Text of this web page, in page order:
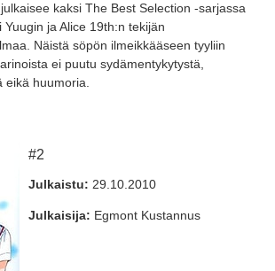
kaksi The Best Selection -sarjassa
ja Alice 19th:n tekijän
Näistä söpön ilmeikkääseen tyyliin
ei puutu sydämentykytystä,
eikä huumoria.
#2
Julkaistu: 29.10.2010
Julkaisija: Egmont Kustannus